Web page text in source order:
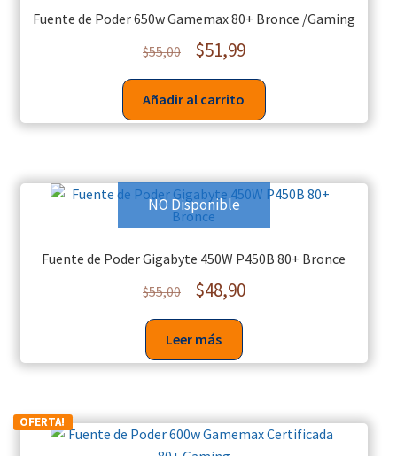
Fuente de Poder 650w Gamemax 80+ Bronce /Gaming
$55,00 $51,99
Añadir al carrito
NO Disponible
Fuente de Poder Gigabyte 450W P450B 80+ Bronce
$55,00 $48,90
Leer más
OFERTA!